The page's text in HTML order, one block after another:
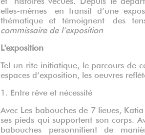
elles-mêmes en transit d’une
thématique et témoignent des
commissaire de l’exposition
L'exposition
Tel un rite initiatique, le parcours de
espaces d’exposition, les oeuvres
1. Entre rêve et nécessité
Avec Les babouches de 7 lieues,
ses pieds qui supportent son corps.
babouches personnifient de